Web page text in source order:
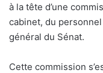
à la tête d’une
cabinet, du
général du Sénat.
Cette commission